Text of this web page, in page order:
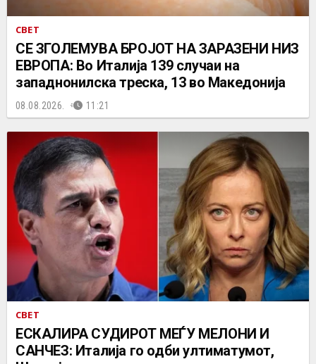
СВЕТ
СЕ ЗГОЛЕМУВА БРОЈОТ НА ЗАРАЗЕНИ НИЗ
ЕВРОПА: Во Италија 139 случаи на
западнонилска треска, 13 во Македонија
08.08.2026. 11:21
СВЕТ
ЕСКАЛИРА СУДИРОТ МЕЃУ МЕЛОНИ И
САНЧЕЗ: Италија го одби ултиматумот,